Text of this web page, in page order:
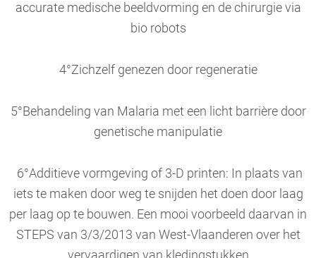
accurate medische beeldvorming en de chirurgie via
bio robots
4°Zichzelf genezen door regeneratie
5°Behandeling van Malaria met een licht barrière door
genetische manipulatie
6°Additieve vormgeving of 3-D printen: In plaats van
iets te maken door weg te snijden het doen door laag
per laag op te bouwen. Een mooi voorbeeld daarvan in
STEPS van 3/3/2013 van West-Vlaanderen over het
vervaardigen van kledingstukken